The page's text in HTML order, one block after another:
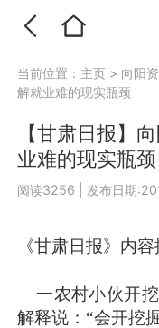
当前位置： 主页 > 向阳
解就业难的现实瓶颈
【甘肃日报】
业难的现实瓶颈
阅读3256 发布日期
《甘肃日报》 内容
一农村小伙开挖
解释说：“会开挖